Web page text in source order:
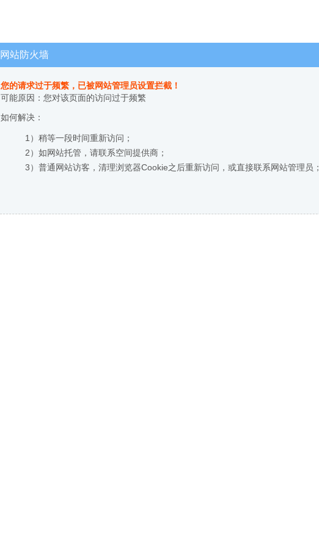
网站防火墙
您的请求过于频繁，已被网站管理员设置拦截！
可能原因：您对该页面的访问过于频繁
如何解决：
1）稍等一段时间重新访问；
2）如网站托管，请联系空间提供商；
3）普通网站访客，清理浏览器Cookie之后重新访问，或直接联系网站管理员；